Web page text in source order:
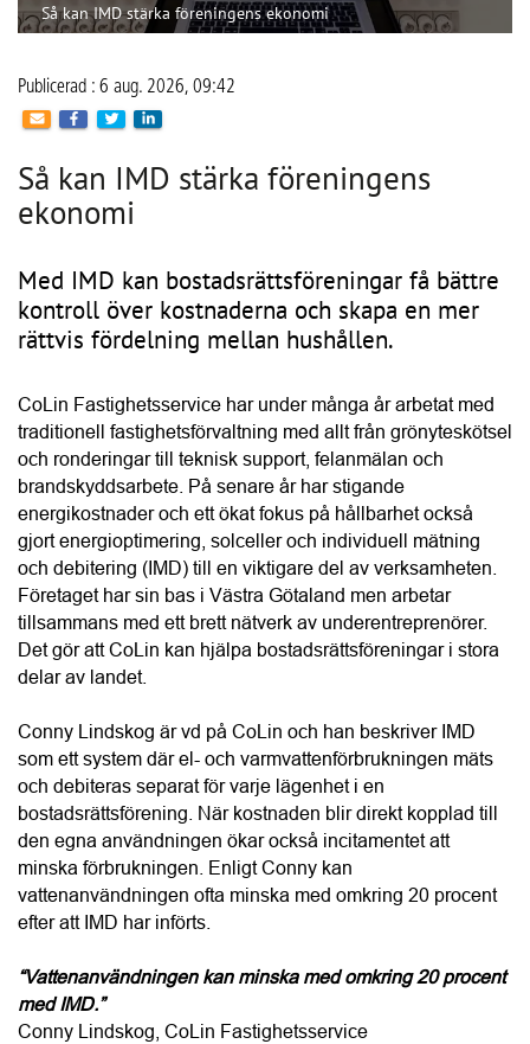
Så kan IMD stärka föreningens ekonomi
Publicerad : 6 aug. 2026, 09:42
Så kan IMD stärka föreningens
ekonomi
Med IMD kan bostadsrättsföreningar få bättre
kontroll över kostnaderna och skapa en mer
rättvis fördelning mellan hushållen.
CoLin Fastighetsservice har under många år arbetat med
traditionell fastighetsförvaltning med allt från grönyteskötsel
och ronderingar till teknisk support, felanmälan och
brandskyddsarbete. På senare år har stigande
energikostnader och ett ökat fokus på hållbarhet också
gjort energioptimering, solceller och individuell mätning
och debitering (IMD) till en viktigare del av verksamheten.
Företaget har sin bas i Västra Götaland men arbetar
tillsammans med ett brett nätverk av underentreprenörer.
Det gör att CoLin kan hjälpa bostadsrättsföreningar i stora
delar av landet.
Conny Lindskog är vd på CoLin och han beskriver IMD
som ett system där el- och varmvattenförbrukningen mäts
och debiteras separat för varje lägenhet i en
bostadsrättsförening. När kostnaden blir direkt kopplad till
den egna användningen ökar också incitamentet att
minska förbrukningen. Enligt Conny kan
vattenanvändningen ofta minska med omkring 20 procent
efter att IMD har införts.
“Vattenanvändningen kan minska med omkring 20 procent
med IMD.”
Conny Lindskog, CoLin Fastighetsservice